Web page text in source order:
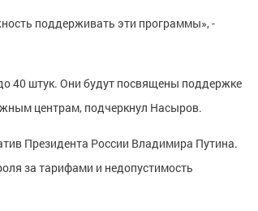
поддерживать эти программы», -
40 штук. Они будут посвящены поддержке
центрам, подчеркнул Насыров.
Президента России Владимира Путина.
за тарифами и недопустимость